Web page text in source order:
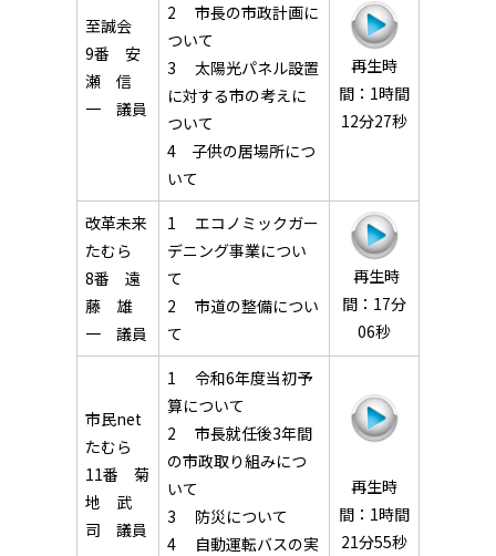
至誠会
9番 安
瀬 信
一 議員
2 市長の市政計画に
ついて
3 太陽光パネル設置
に対する市の考えに
ついて
4 子供の居場所につ
いて
再生時
間：1時間
12分27秒
改革未来
たむら
8番 遠
藤 雄
一 議員
1 エコノミックガー
デニング事業につい
て
2 市道の整備につい
て
再生時
間：17分
06秒
市民net
たむら
11番 菊
地 武
司 議員
1 令和6年度当初予
算について
2 市長就任後3年間
の市政取り組みにつ
いて
3 防災について
4 自動運転バスの実
再生時
間：1時間
21分55秒